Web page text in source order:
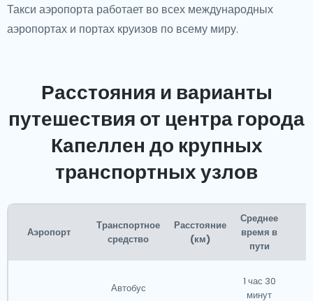
Такси аэропорта работает во всех международных
аэропортах и портах круизов по всему миру.
Расстояния и варианты
путешествия от центра города
Капеллен до крупных
транспортных узлов
Аэропорт
Транспортное
средство
Расстояние
(км)
Среднее
время в
пути
Автобус
1 час 30
минут